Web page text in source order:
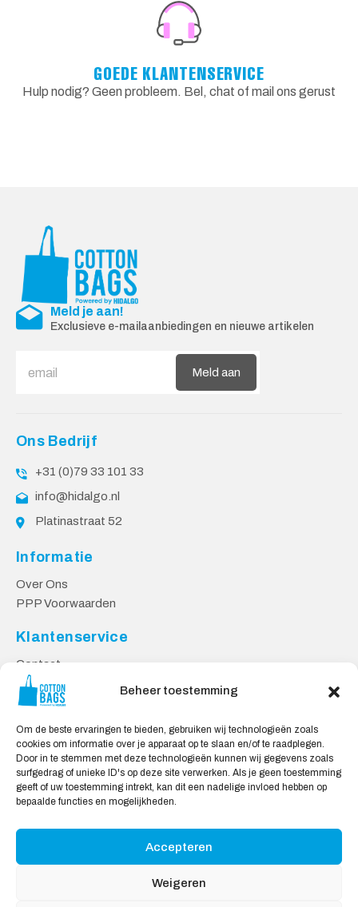
Beheer toestemming
Om de beste ervaringen te bieden, gebruiken wij technologieën zoals
cookies om informatie over je apparaat op te slaan en/of te raadplegen.
Door in te stemmen met deze technologieën kunnen wij gegevens zoals
surfgedrag of unieke ID's op deze site verwerken. Als je geen toestemming
geeft of uw toestemming intrekt, kan dit een nadelige invloed hebben op
bepaalde functies en mogelijkheden.
Accepteren
Weigeren
GOEDE KLANTENSERVICE
Hulp nodig? Geen probleem. Bel, chat of mail ons gerust
Meld je aan!
Exclusieve e-mailaanbiedingen en nieuwe artikelen
Meld aan
Ons Bedrijf
+31 (0)79 33 101 33
info@hidalgo.nl
Platinastraat 52
Informatie
Over Ons
PPP Voorwaarden
Klantenservice
Contact
Privacy Voorwaarden
Levering en Retourneren
Veilig Shoppen
Mijn account
Winkelwagen
Wij Accepteren: